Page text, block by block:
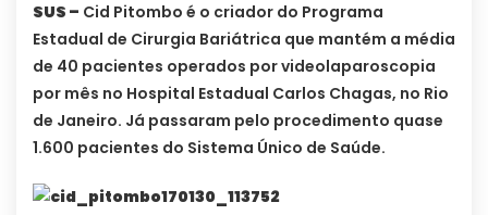
SUS – Cid Pitombo é o criador do Programa
Estadual de Cirurgia Bariátrica que mantém a média
de 40 pacientes operados por videolaparoscopia
por mês no Hospital Estadual Carlos Chagas, no Rio
de Janeiro. Já passaram pelo procedimento quase
1.600 pacientes do Sistema Único de Saúde.